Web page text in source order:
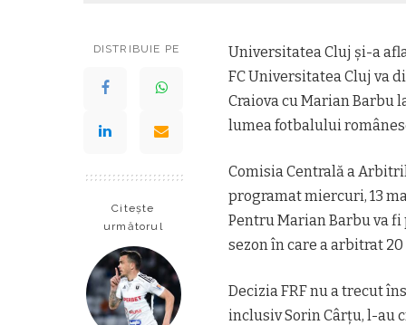
DISTRIBUIE PE
Citește
următorul
Universitatea Cluj și-a
FC Universitatea Cluj va
Craiovacu Marian Barbu
lumea fotbalului
Comisia Centrală a
programat miercuri, 13
Pentru Marian Barbu va
sezon în care a arbitrat
Decizia FRF nu a trecut
inclusiv Sorin Cârțu, l-au